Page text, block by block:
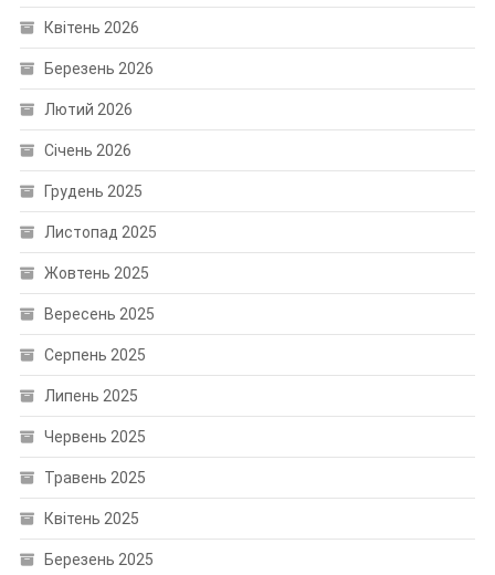
Квітень 2026
Березень 2026
Лютий 2026
Січень 2026
Грудень 2025
Листопад 2025
Жовтень 2025
Вересень 2025
Серпень 2025
Липень 2025
Червень 2025
Травень 2025
Квітень 2025
Березень 2025